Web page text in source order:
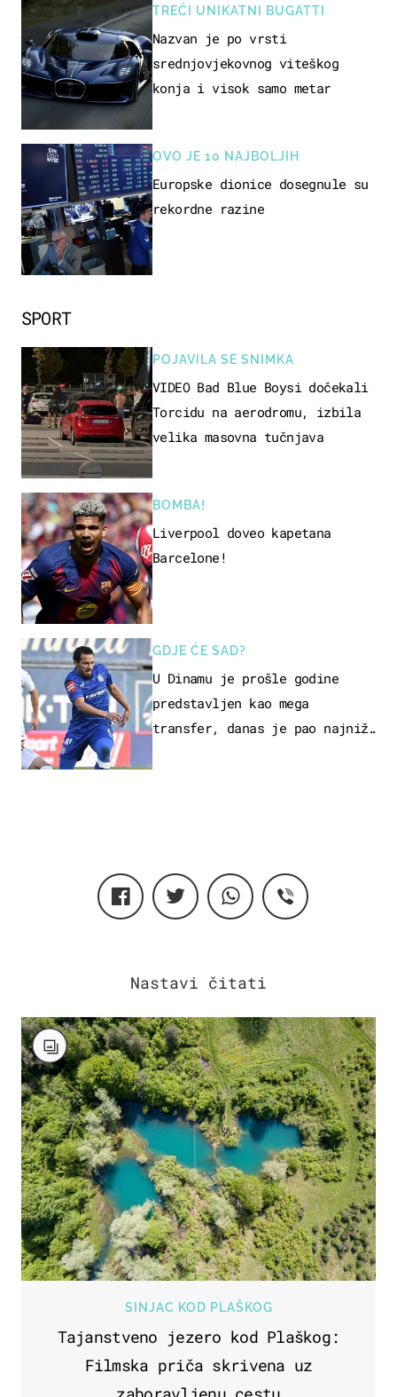
SPORT
POJAVILA SE SNIMKA
VIDEO Bad Blue Boysi dočekali
Torcidu na aerodromu, izbila
velika masovna tučnjava
BOMBA!
Liverpool doveo kapetana
Barcelone!
GDJE ĆE SAD?
U Dinamu je prošle godine
predstavljen kao mega
transfer, danas je pao najniže
TREĆI UNIKATNI BUGATTI
Nazvan je po vrsti
srednjovjekovnog viteškog
konja i visok samo metar
OVO JE 10 NAJBOLJIH
Europske dionice dosegnule su
rekordne razine
SINJAC KOD PLAŠKOG
Tajanstveno jezero kod Plaškog:
Filmska priča skrivena uz